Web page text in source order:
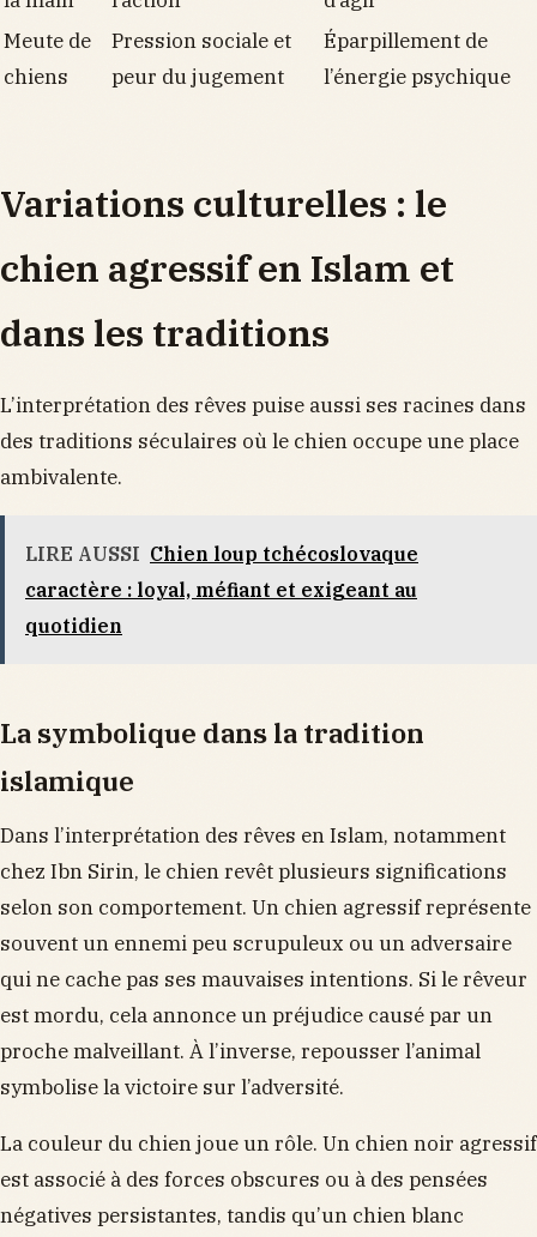
Meute de
chiens
Pression sociale et
peur du jugement
Éparpillement de
l’énergie psychique
Variations culturelles : le
chien agressif en Islam et
dans les traditions
L’interprétation des rêves puise aussi ses racines dans
des traditions séculaires où le chien occupe une place
ambivalente.
LIRE AUSSI Chien loup tchécoslovaque
caractère : loyal, méfiant et exigeant au
quotidien
La symbolique dans la tradition
islamique
Dans l’interprétation des rêves en Islam, notamment
chez Ibn Sirin, le chien revêt plusieurs significations
selon son comportement. Un chien agressif représente
souvent un ennemi peu scrupuleux ou un adversaire
qui ne cache pas ses mauvaises intentions. Si le rêveur
est mordu, cela annonce un préjudice causé par un
proche malveillant. À l’inverse, repousser l’animal
symbolise la victoire sur l’adversité.
La couleur du chien joue un rôle. Un chien noir agressif
est associé à des forces obscures ou à des pensées
négatives persistantes, tandis qu’un chien blanc